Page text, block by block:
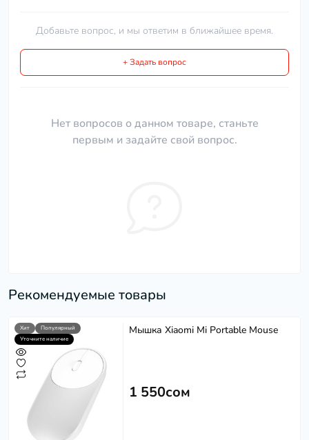
Добавьте вопрос, и мы ответим в ближайшее время.
+ Задать вопрос
Нет вопросов о данном товаре, станьте
первым и задайте свой вопрос.
Рекомендуемые товары
Хит
Популярный
Уточните наличие
Мышка Xiaomi Mi Portable Mouse
1 550сом